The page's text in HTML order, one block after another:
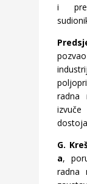
i
radna
G.
a,
radna